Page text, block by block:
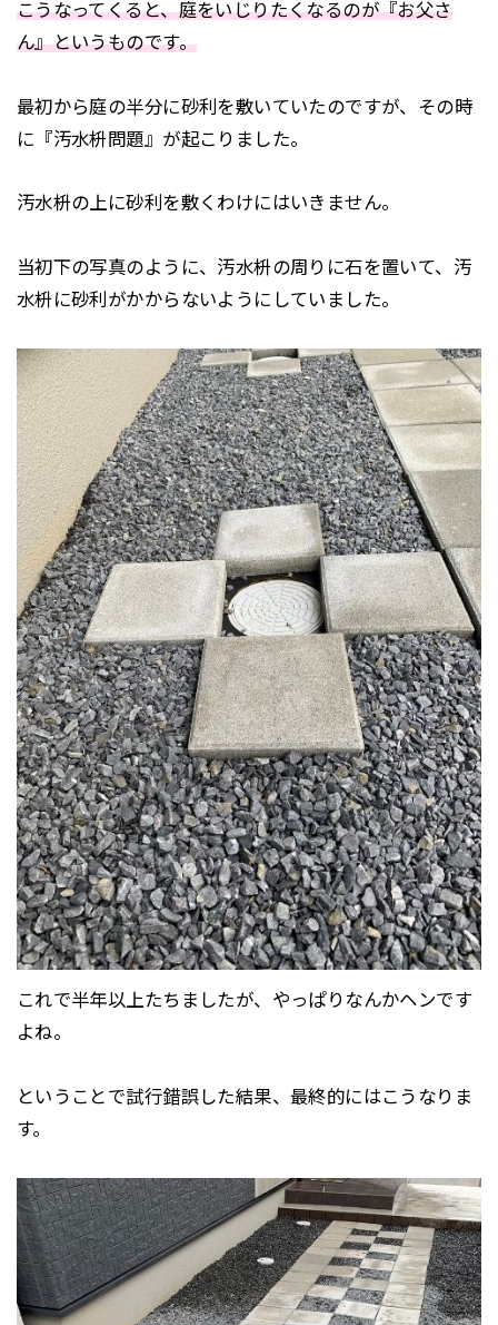
こうなってくると、庭をいじりたくなるのが『お父さ
ん』というものです。
最初から庭の半分に砂利を敷いていたのですが、その時
に『汚水枡問題』が起こりました。
汚水枡の上に砂利を敷くわけにはいきません。
当初下の写真のように、汚水枡の周りに石を置いて、汚
水枡に砂利がかからないようにしていました。
これで半年以上たちましたが、やっぱりなんかヘンです
よね。
ということで試行錯誤した結果、最終的にはこうなりま
す。